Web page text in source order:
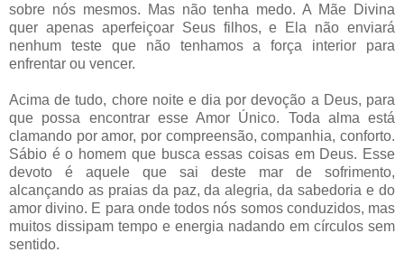
sobre nós mesmos. Mas não tenha medo. A Mãe Divina
quer apenas aperfeiçoar Seus filhos, e Ela não enviará
nenhum teste que não tenhamos a força interior para
enfrentar ou vencer.
Acima de tudo, chore noite e dia por devoção a Deus, para
que possa encontrar esse Amor Único. Toda alma está
clamando por amor, por compreensão, companhia, conforto.
Sábio é o homem que busca essas coisas em Deus. Esse
devoto é aquele que sai deste mar de sofrimento,
alcançando as praias da paz, da alegria, da sabedoria e do
amor divino. E para onde todos nós somos conduzidos, mas
muitos dissipam tempo e energia nadando em círculos sem
sentido.